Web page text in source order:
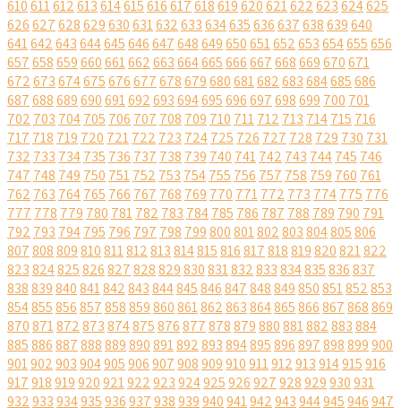
610611612613614615616617618619620621622623624625
626627628629630631632633634635636637638639640
641642643644645646647648649650651652653654655656
657658659660661662663664665666667668669670671
672673674675676677678679680681682683684685686
687688689690691692693694695696697698699 700 701
702 703 704705 706 707 708 709 710 711712 713 714715 716
717 718 719 720 721722 723 724725 726 727 728 729 730 731
732 733 734735 736 737 738 739 740 741742 743 744745 746
747 748 749 750 751752 753 754755 756 757 758 759 760 761
762 763 764765 766 767 768 769 770 771772 773 774775 776
777 778 779 780 781782 783 784785 786 787 788 789 790 791
792 793 794795 796 797 798 799800801802803804805806
807808809810811812813814815816817818819820821822
823824825826827828829830831832833834835836837
838839840841842843844845846847848849850851852853
854855856857858859860861862863864865866867868869
870871872873874875876877878879880881882883884
885886887888889890891892893894895896897898899900
901902903904905906907908909910911912913914915916
917918919920921922923924925926927928929930931
932933934935936937938939940941942943944945946947